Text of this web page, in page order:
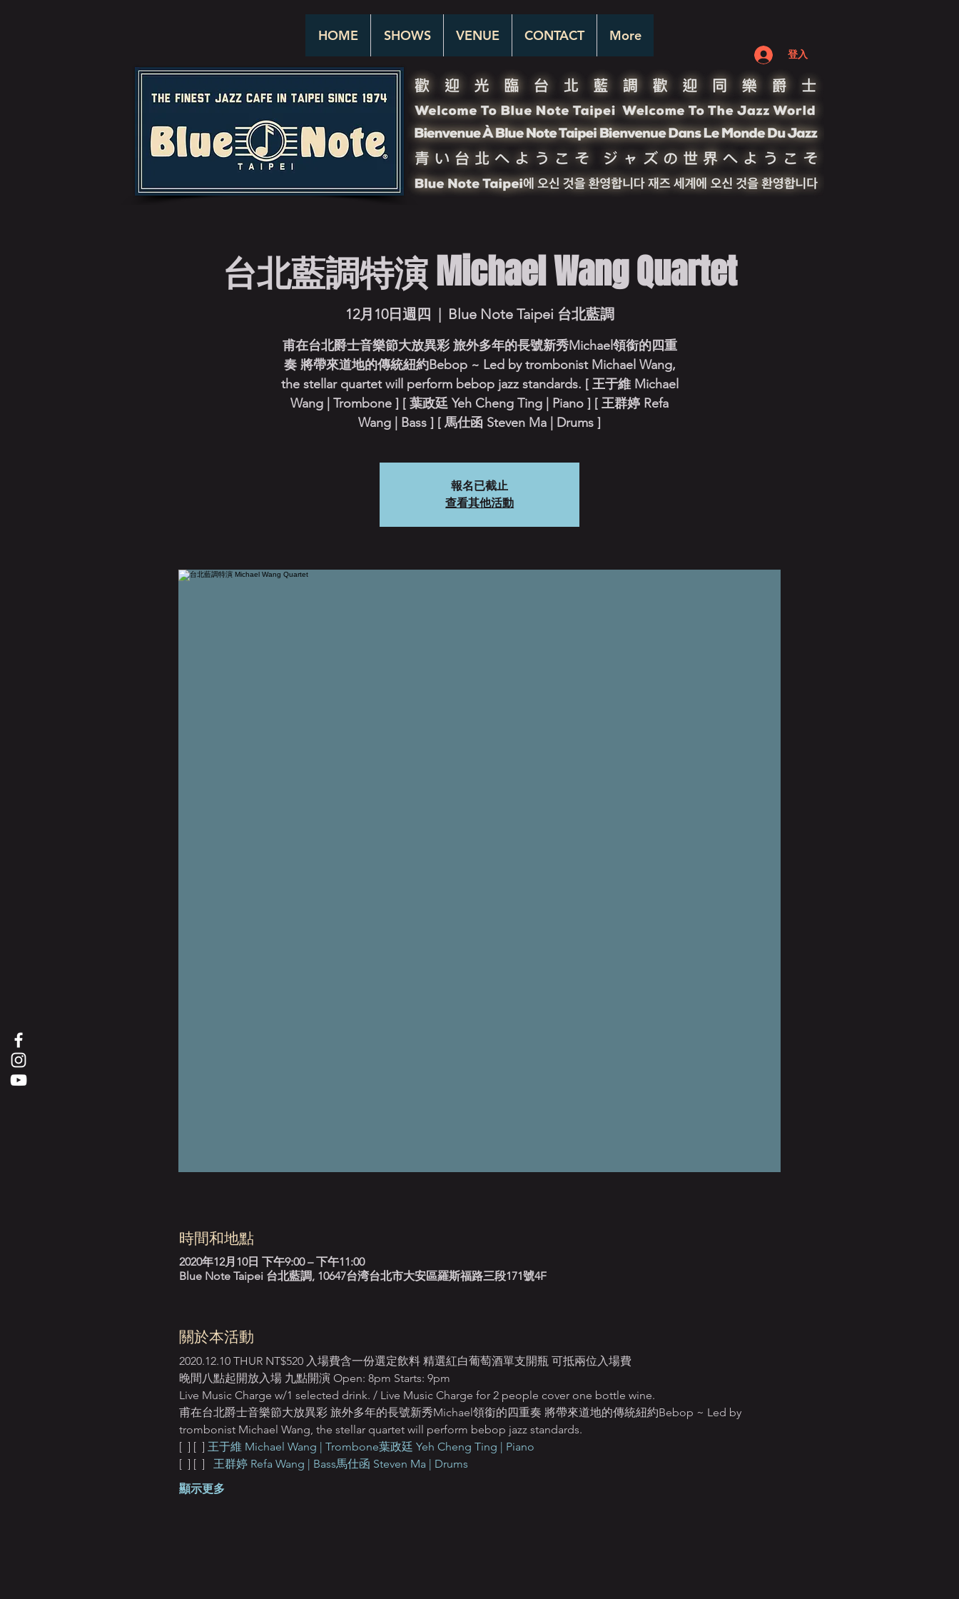
HOME SHOWS VENUE CONTACT More
登入
台北藍調特演 Michael Wang Quartet
12月10日週四
  |
Blue Note Taipei 台北藍調
甫在台北爵士音樂節大放異彩 旅外多年的長號新秀Michael領銜的四重
奏 將帶來道地的傳統紐約Bebop ~ Led by trombonist Michael Wang,
the stellar quartet will perform bebop jazz standards. [ 王于維 Michael
Wang | Trombone ] [ 葉政廷 Yeh Cheng Ting | Piano ] [ 王群婷 Refa
Wang | Bass ] [ 馬仕函 Steven Ma | Drums ]
報名已截止
查看其他活動
時間和地點
2020年12月10日 下午9:00 – 下午11:00
Blue Note Taipei 台北藍調, 10647台湾台北市大安區羅斯福路三段171號4F
關於本活動
2020.12.10 THUR NT$520 入場費含一份選定飲料 精選紅白葡萄酒單支開瓶 可抵兩位入場費
晚間八點起開放入場 九點開演 Open: 8pm Starts: 9pm
Live Music Charge w/1 selected drink. / Live Music Charge for 2 people cover one bottle wine.
甫在台北爵士音樂節大放異彩 旅外多年的長號新秀Michael領銜的四重奏 將帶來道地的傳統紐約Bebop ~ Led by
trombonist Michael Wang, the stellar quartet will perform bebop jazz standards.
[ ] [ ] 王于維 Michael Wang | Trombone葉政廷 Yeh Cheng Ting | Piano
[ ] [ ] 王群婷 Refa Wang | Bass馬仕函 Steven Ma | Drums
顯示更多